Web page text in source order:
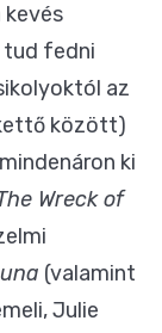
kevés
tud fedni
az
között)
ki
Wreck of
(valamint
Julie